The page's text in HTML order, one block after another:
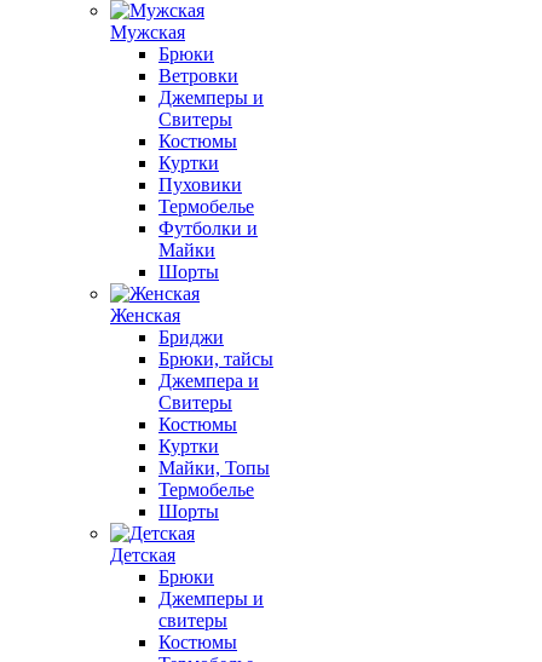
Мужская
Брюки
Ветровки
Джемперы и
Свитеры
Костюмы
Куртки
Пуховики
Термобелье
Футболки и
Майки
Шорты
Женская
Бриджи
Брюки, тайсы
Джемпера и
Свитеры
Костюмы
Куртки
Майки, Топы
Термобелье
Шорты
Детская
Брюки
Джемперы и
свитеры
Костюмы